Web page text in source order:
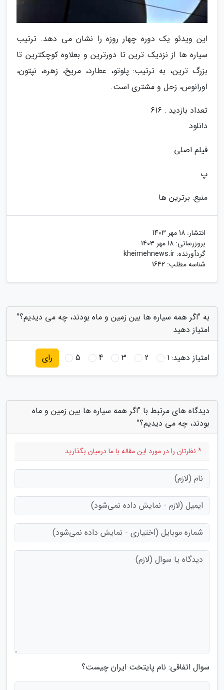
این ویدئو یک دوره چهار روزه را نشان می دهد. ترتیب
سیاره ها از نزدیک ترین تا دورترین و بعلاوه کوچکترین تا
بزرگ ترین، به ترتیب: پلوتو، عطارد، مریخ، زهره، نپتون،
اورانوس، زحل و مشتری است.
تعداد بازدید : 616
دانلود
فیلم اصلی
پ
منبع: برترین ها
انتشار: 18 مهر 1403
بروزرسانی: 18 مهر 1403
گردآورنده: kheimehnews.ir
شناسه مطلب: 1642
به "اگر همه سیاره ها بین زمین و ماه بودند، چه می دیدیم؟"
امتیاز دهید
امتیاز دهید:1
2
3
4
5 رای
دیدگاه های مرتبط با "اگر همه سیاره ها بین زمین و ماه
بودند، چه می دیدیم؟"
* نظرتان را در مورد این مقاله با ما درمیان بگذارید
سوال اتفاقی: نام پایتخت ایران چیست؟